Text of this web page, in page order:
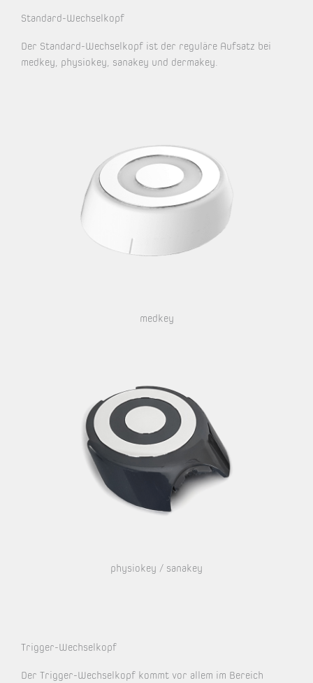
Standard-Wechselkopf
Der Standard-Wechselkopf ist der reguläre Aufsatz bei
medkey, physiokey, sanakey und dermakey.
medkey
physiokey / sanakey
Trigger-Wechselkopf
Der Trigger-Wechselkopf kommt vor allem im Bereich